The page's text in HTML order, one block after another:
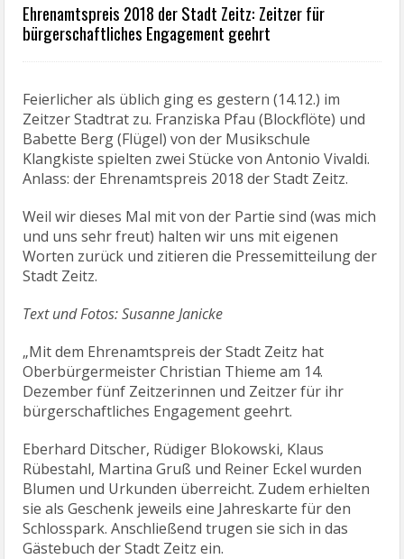
Ehrenamtspreis 2018 der Stadt Zeitz: Zeitzer für
bürgerschaftliches Engagement geehrt
Feierlicher als üblich ging es gestern (14.12.) im
Zeitzer Stadtrat zu. Franziska Pfau (Blockflöte) und
Babette Berg (Flügel) von der Musikschule
Klangkiste spielten zwei Stücke von Antonio Vivaldi.
Anlass: der Ehrenamtspreis 2018 der Stadt Zeitz.
Weil wir dieses Mal mit von der Partie sind (was mich
und uns sehr freut) halten wir uns mit eigenen
Worten zurück und zitieren die Pressemitteilung der
Stadt Zeitz.
Text und Fotos: Susanne Janicke
„Mit dem Ehrenamtspreis der Stadt Zeitz hat
Oberbürgermeister Christian Thieme am 14.
Dezember fünf Zeitzerinnen und Zeitzer für ihr
bürgerschaftliches Engagement geehrt.
Eberhard Ditscher, Rüdiger Blokowski, Klaus
Rübestahl, Martina Gruß und Reiner Eckel wurden
Blumen und Urkunden überreicht. Zudem erhielten
sie als Geschenk jeweils eine Jahreskarte für den
Schlosspark. Anschließend trugen sie sich in das
Gästebuch der Stadt Zeitz ein.